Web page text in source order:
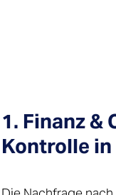
1. Finanz &
Kontrolle